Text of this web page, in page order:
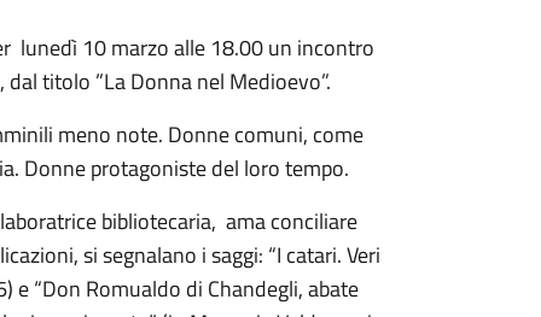
lunedì 10 marzoalle 18.00un incontro
dal titolo ”LaDonna nel Medioevo”.
meno note. Donne comuni, come
Donne protagoniste del loro tempo.
bibliotecaria, ama conciliare
si segnalano i saggi: “I catari. Veri
e “Don Romualdo di Chandegli, abate